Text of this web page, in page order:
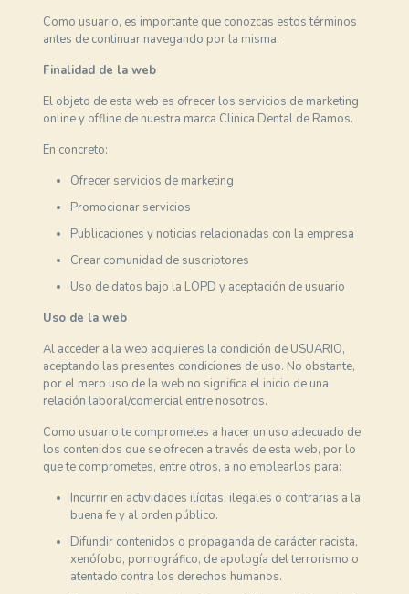
Como usuario, es importante que conozcas estos términos
antes de continuar navegando por la misma.
Finalidad de la web
El objeto de esta web es ofrecer los servicios de marketing
online y offline de nuestra marca Clinica Dental de Ramos.
En concreto:
Ofrecer servicios de marketing
Promocionar servicios
Publicaciones y noticias relacionadas con la empresa
Crear comunidad de suscriptores
Uso de datos bajo la LOPD y aceptación de usuario
Uso de la web
Al acceder a la web adquieres la condición de USUARIO,
aceptando las presentes condiciones de uso. No obstante,
por el mero uso de la web no significa el inicio de una
relación laboral/comercial entre nosotros.
Como usuario te comprometes a hacer un uso adecuado de
los contenidos que se ofrecen a través de esta web, por lo
que te comprometes, entre otros, a no emplearlos para:
Incurrir en actividades ilícitas, ilegales o contrarias a la
buena fe y al orden público.
Difundir contenidos o propaganda de carácter racista,
xenófobo, pornográfico, de apología del terrorismo o
atentado contra los derechos humanos.